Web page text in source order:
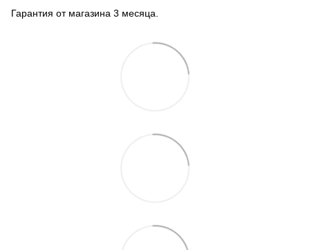
Гарантия от магазина 3 месяца.